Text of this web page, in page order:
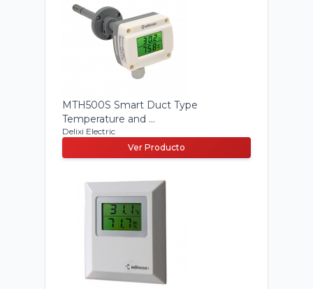
MTH500S Smart Duct Type
Temperature and ...
Delixi Electric
Ver Producto